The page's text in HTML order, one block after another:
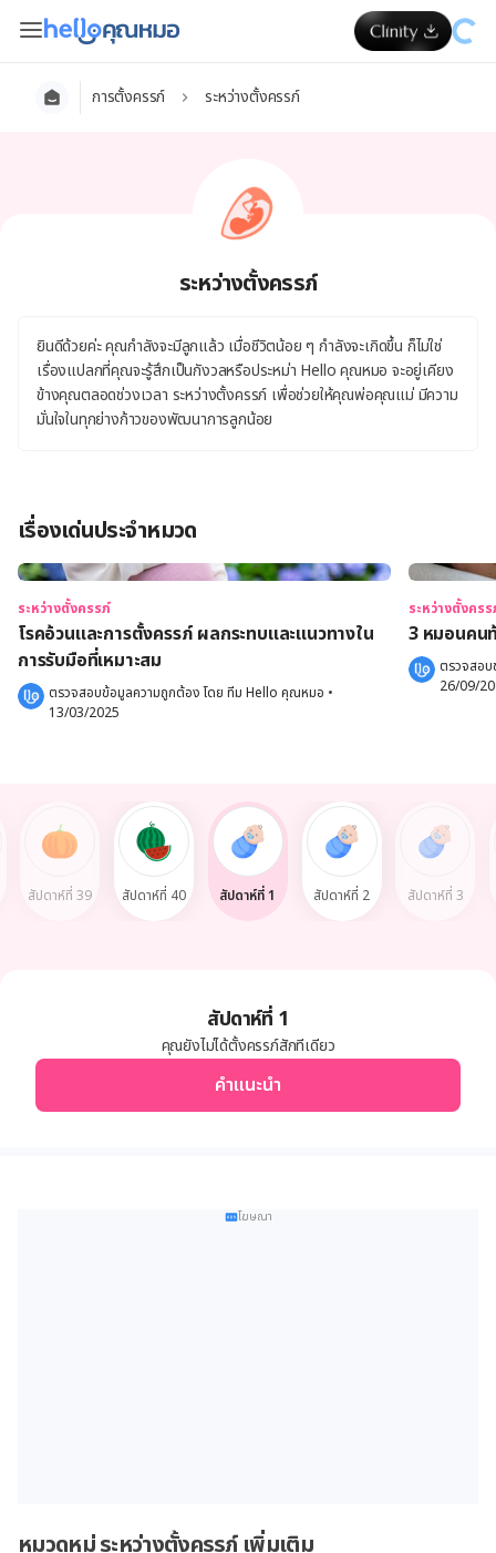
การตั้งครรภ์ ระหว่างตั้งครรภ์
ระหว่างตั้งครรภ์
ยินดีด้วยค่ะ คุณกำลังจะมีลูกแล้ว เมื่อชีวิตน้อย ๆ กำลังจะเกิดขึ้น ก็ไม่ใช่
เรื่องแปลกที่คุณจะรู้สึกเป็นกังวลหรือประหม่า Hello คุณหมอ จะอยู่เคียง
ข้างคุณตลอดช่วงเวลา ระหว่างตั้งครรภ์ เพื่อช่วยให้คุณพ่อคุณแม่ มีความ
มั่นใจในทุกย่างก้าวของพัฒนาการลูกน้อย
เรื่องเด่นประจำหมวด
ระหว่างตั้งครรภ์
โรคอ้วนและการตั้งครรภ์ ผลกระทบและแนวทางใน
การรับมือที่เหมาะสม
ตรวจสอบข้อมูลความถูกต้อง โดย ทีม Hello คุณหมอ •
13/03/2025
ระหว่างตั้งคร
3 หมอนคน
ตรวจสอ
26/09/
สัปดาห์ที่ 39 สัปดาห์ที่ 40 สัปดาห์ที่ 1 สัปดาห์ที่ 2 สัปดาห์ที่ 3
สัปดาห์ที่ 1
คุณยังไม่ได้ตั้งครรภ์สักทีเดียว
คำแนะนำ
โฆษณา
หมวดหมู่ ระหว่างตั้งครรภ์ เพิ่มเติม